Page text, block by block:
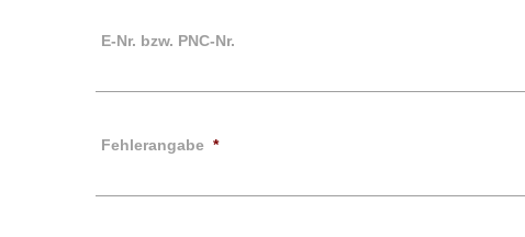
E-Nr. bzw. PNC-Nr.
Fehlerangabe *